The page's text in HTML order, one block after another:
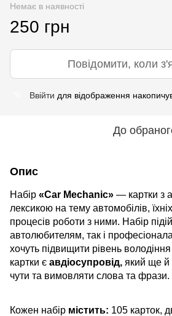
Немає в наявності
250 грн
Повідомити, коли
Ввійти для відображення
До
Опис
Набір «Car Mechanic» — картки з
лексикою на тему автомобілів,
процесів роботи з ними. Набір
автолюбителям, так і
хочуть підвищити рівень
картки є авдіосупровід, який ще й
чути та вимовляти слова та фрази.
Кожен набір містить: 105 карток,